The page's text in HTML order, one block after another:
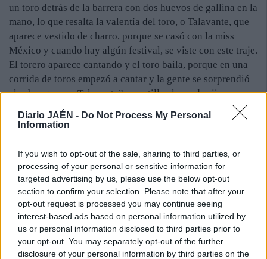
Diario JAÉN - Do Not Process My Personal
Information
If you wish to opt-out of the sale, sharing to third parties, or
processing of your personal or sensitive information for
targeted advertising by us, please use the below opt-out
section to confirm your selection. Please note that after your
opt-out request is processed you may continue seeing
interest-based ads based on personal information utilized by
us or personal information disclosed to third parties prior to
your opt-out. You may separately opt-out of the further
disclosure of your personal information by third parties on the
un toro detrás de la barrera con dos huevos de gallina en la
mano, lo que resalta la valentía del toro, o Talavante, que
aparece vestido de charro, porque se casó con la miss
México y cuando hay algún festival, se viste con este traje.
El torero aparece cantando y el toro baila, porque en una
corrida de toros empezó a cantar y la gente se sorprendió
al saber que era Talavante”, apostilla el creador jiennense.
Por eso, tal y como aconseja Miguel Sánchez sobre la
muestra, hay que detenerse en cada uno de ellos con
lenguaje pictórico, sin duda lo más importante, sino el
subyacente lenguaje humorístico que cada obra encierra.
Valenzuela es uno de esos pintores autodidactas, que
rebosa devoción y vocación desde hace mucho tiempo y
tiene una temática variada. Ha trabajado con acuarela,
carbón o plumilla. Sin embargo, hay algo que lo distingue,
la originalidad. “Manolo busca el método y el trazo
distintos en su arte pictórico”, destaca.